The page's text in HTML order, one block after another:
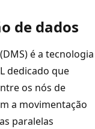
de dados
é a tecnologia
dedicado que
os nós de
a movimentação
paralelas